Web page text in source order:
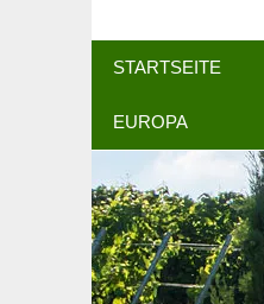
STARTSEITE
EUROPA